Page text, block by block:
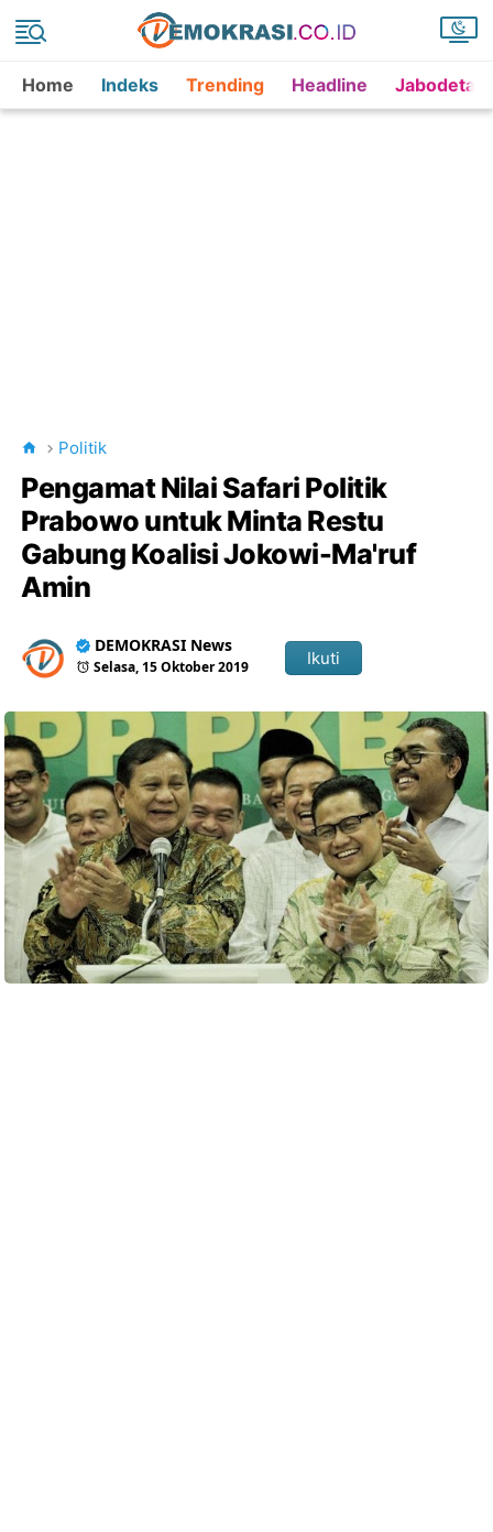
Home Indeks Trending Headline
Politik
Pengamat Nilai Safari Politik
Prabowo untuk Minta Restu
Gabung Koalisi Jokowi-Ma'ruf
Amin
DEMOKRASI News
Selasa, 15 Oktober 2019 Ikuti